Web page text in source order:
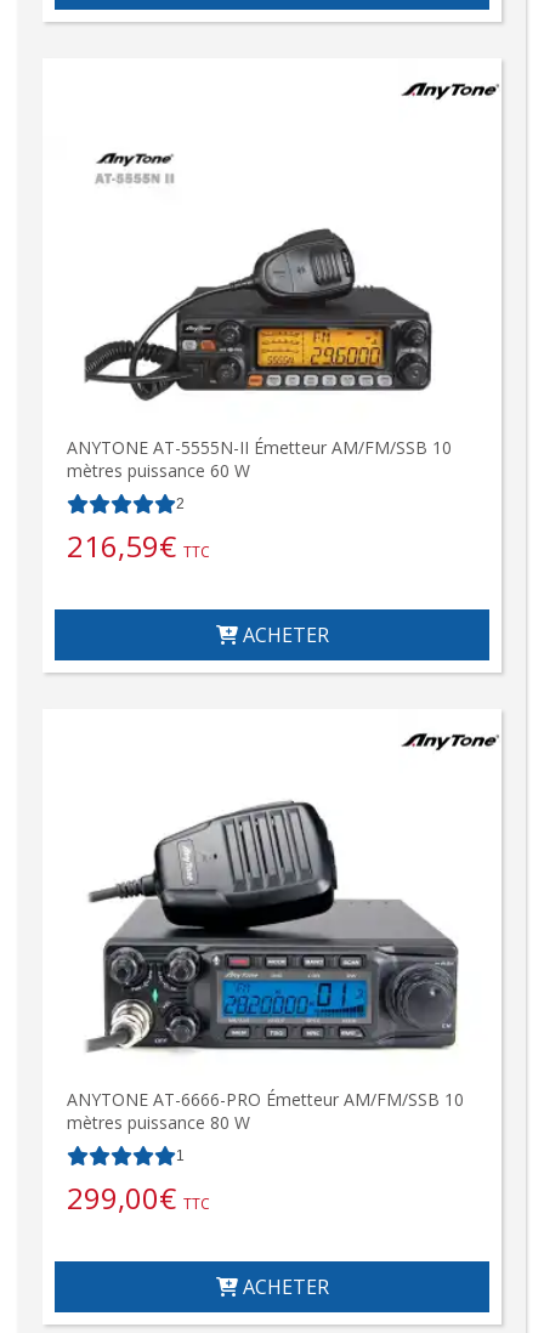
ANYTONE AT-5555N-II Émetteur AM/FM/SSB 10
mètres puissance 60 W
2
216,59€ TTC
ACHETER
ANYTONE AT-6666-PRO Émetteur AM/FM/SSB 10
mètres puissance 80 W
1
299,00€ TTC
ACHETER